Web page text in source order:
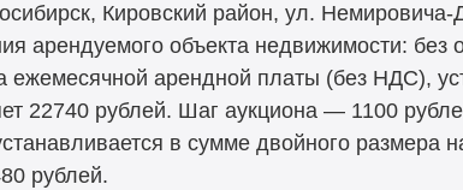
Кировский район, ул. Немировича-
арендуемого объекта недвижимости: без
ежемесячной арендной платы (без НДС),
22740 рублей. Шаг аукциона — 1100
в сумме двойного
рублей.